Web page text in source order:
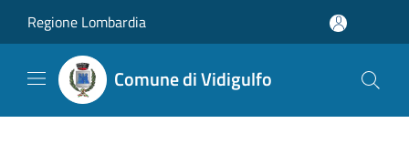
Regione Lombardia
Comune di Vidigulfo